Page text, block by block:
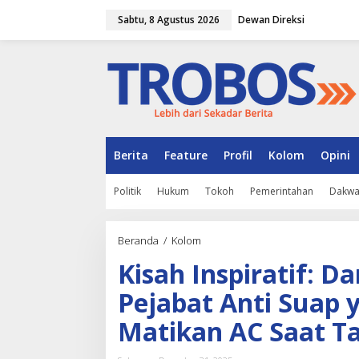
Sabtu, 8 Agustus 2026 Dewan Direksi
Berita Feature Profil Kolom Opini
Politik Hukum Tokoh Pemerintahan
Beranda / Kolom
s
a
h
n
s
p
Kisah Inspiratif:
Pejabat Anti Suap
Matikan AC Saat